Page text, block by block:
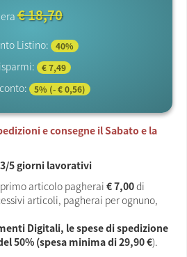
era€ 18,70
Listino: 40%
€ 7,49
5% (- € 0,56)
e consegne il Sabato e la
3/5 giorni lavorativi
articolo pagherai € 7,00di
articoli, pagherai per ognuno,
Digitali, le spese di spedizione
50% (spesa minima di29,90 €).